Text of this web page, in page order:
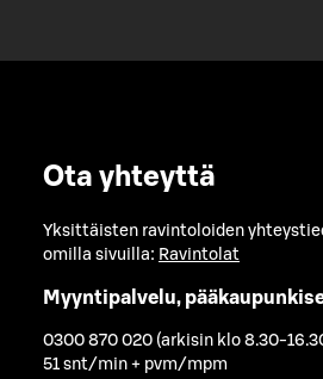
Ota yhteyttä
Yksittäisten ravintoloiden
omilla sivuilla: Ravintolat
Myyntipalvelu,
0300 870 020 (arkisin klo 8.30-
51 snt/min + pvm/mpm